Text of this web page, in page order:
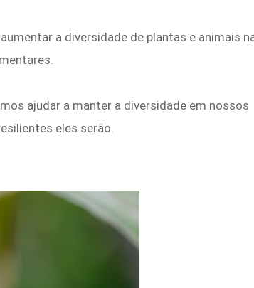
a diversidade de plantas e animais
ajudar a manter a diversidade em nossos
eles serão.